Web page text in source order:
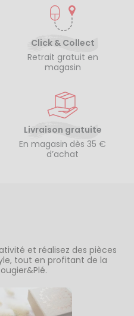
Click & Collect
Retrait gratuit en
magasin
Livraison gratuite
En magasin dès 35 €
d’achat
et réalisez des pièces
tout en profitant de la